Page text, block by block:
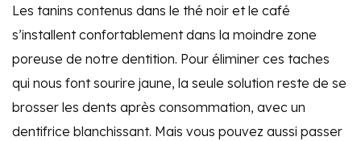
Les tanins contenus dans le thé noir et le café
s’installent confortablement dans la moindre zone
poreuse de notre dentition. Pour éliminer ces taches
qui nous font sourire jaune, la seule solution reste de se
brosser les dents après consommation, avec un
dentifrice blanchissant. Mais vous pouvez aussi passer